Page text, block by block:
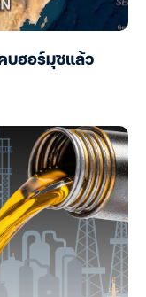
บฮอร์มุซแล้ว